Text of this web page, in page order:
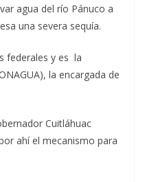
agua del río Pánuco a
una severa sequía.
federales y es la
la encargada de
Cuitláhuac
ahí el mecanismo para